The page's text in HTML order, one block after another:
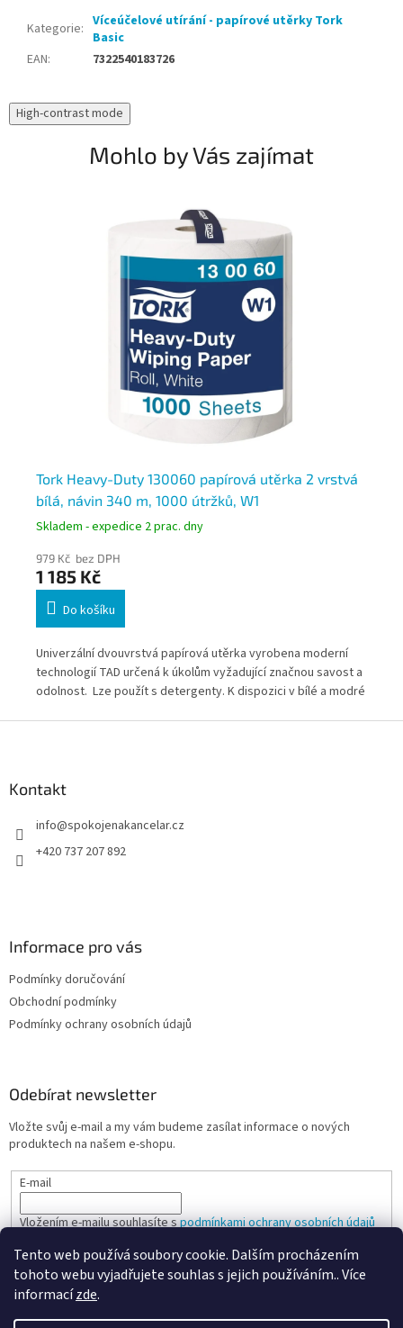
Tento web používá soubory cookie. Dalším procházením
tohoto webu vyjadřujete souhlas s jejich používáním.. Více
informacízde.
Kategorie: Víceúčelové utírání - papírové utěrky Tork
Basic
EAN: 7322540183726
High-contrast mode
Mohlo by Vás zajímat
Tork Heavy-Duty 130060 papírová utěrka 2 vrstvá
bílá, návin 340 m, 1000 útržků, W1
Skladem - expedice 2 prac. dny
979 Kč bez DPH
1 185 Kč
Do košíku
Univerzální dvouvrstvá papírová utěrka vyrobena moderní
technologií TAD určená k úkolům vyžadující značnou savost a
odolnost. Lze použít s detergenty. K dispozici v bílé a modré
Kontakt
info@spokojenakancelar.cz
+420 737 207 892
Informace pro vás
Podmínky doručování
Obchodní podmínky
Podmínky ochrany osobních údajů
Odebírat newsletter
Vložte svůj e-mail a my vám budeme zasílat informace o nových
produktech na našem e-shopu.
E-mail
Vložením e-mailu souhlasíte spodmínkami ochrany osobních údajů
PŘIHLÁSIT SE